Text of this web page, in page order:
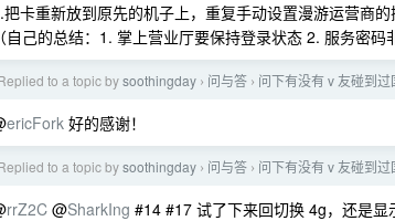
把卡重新放到原先的机子上，重复手动设置漫游运营商
（自己的总结：1. 掌上营业厅要保持登录状态 2. 服务密码
to a topic bysoothingday › 问与答 › 问下有没有 v 友碰到
ericFork 好的感谢！
to a topic bysoothingday › 问与答 › 问下有没有 v 友碰到
rrZ2C @SharkIng #14 #17 试了下来回切换 4g，还是显